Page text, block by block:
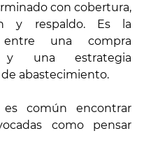
con cobertura,
y respaldo. Es la
entre una compra
y una estrategia
abastecimiento.
es común encontrar
como pensar